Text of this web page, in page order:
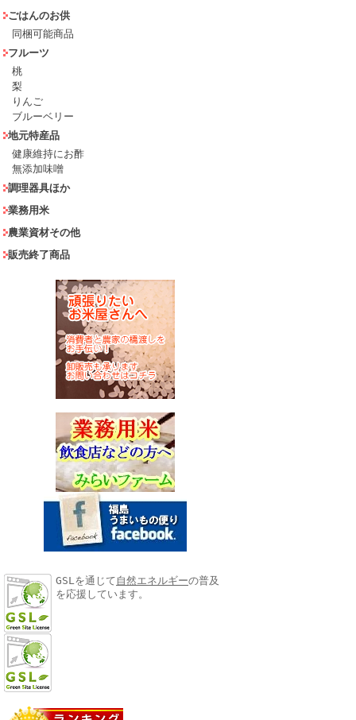
ごはんのお供
同梱可能商品
フルーツ
桃
梨
りんご
ブルーベリー
地元特産品
健康維持にお酢
無添加味噌
調理器具ほか
業務用米
農業資材その他
販売終了商品
GSLを通じて自然エネルギーの普及
を応援しています。